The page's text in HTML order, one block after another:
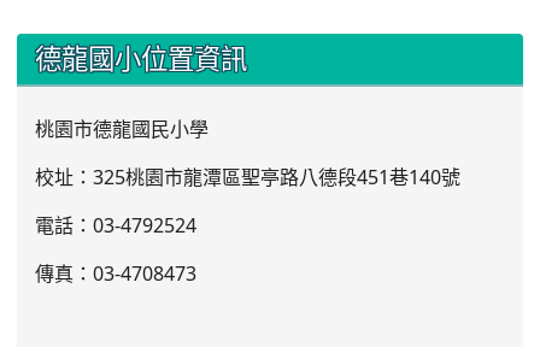
::: 德龍國小位置資訊
桃園市德龍國民小學
校址：325桃園市龍潭區聖亭路八德段451巷140號
電話：03-4792524
傳真：03-4708473